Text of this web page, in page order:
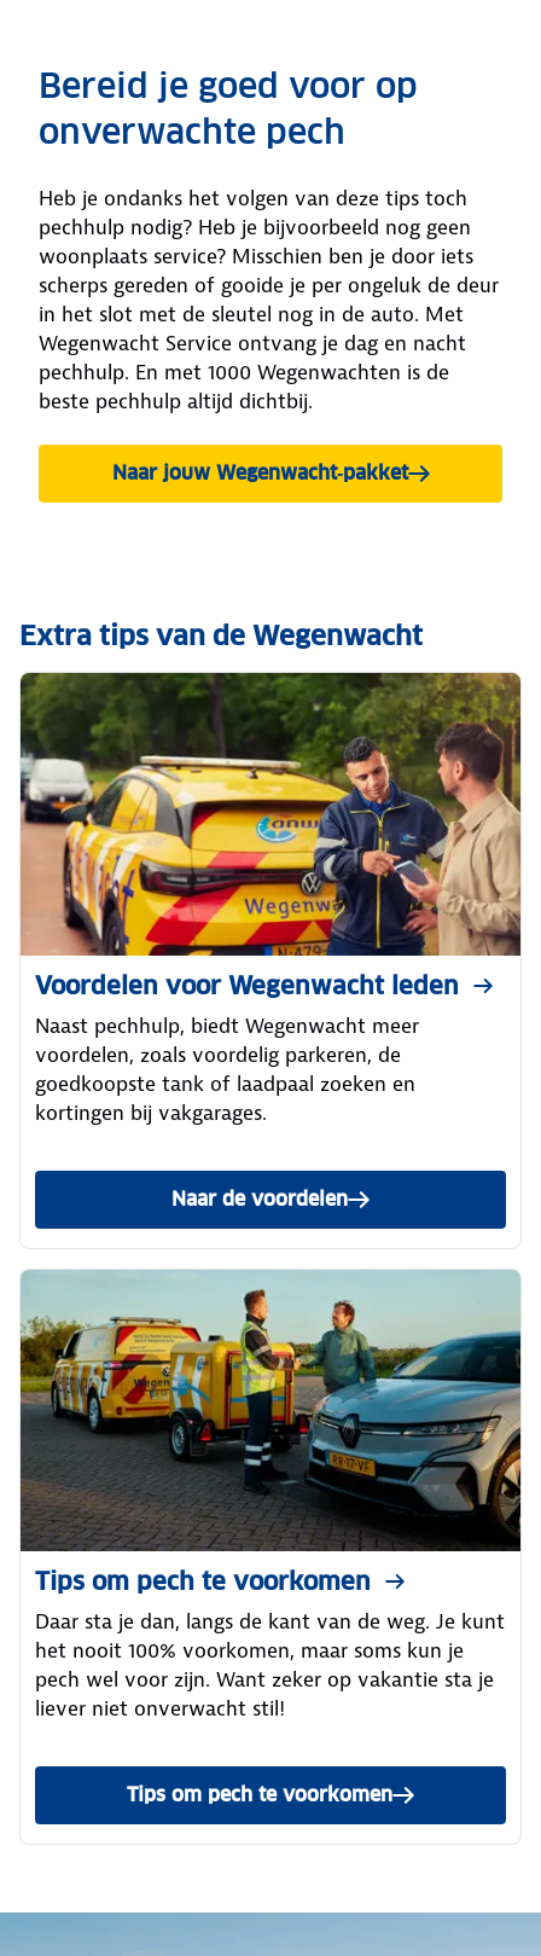
Bereid je goed voor op
onverwachte pech
Heb je ondanks het volgen van deze tips toch
pechhulp nodig? Heb je bijvoorbeeld nog geen
woonplaats service? Misschien ben je door iets
scherps gereden of gooide je per ongeluk de deur
in het slot met de sleutel nog in de auto. Met
Wegenwacht Service ontvang je dag en nacht
pechhulp. En met 1000 Wegenwachten is de
beste pechhulp altijd dichtbij.
Naar jouw Wegenwacht‑pakket
Extra tips van de Wegenwacht
Voordelen voor Wegenwacht leden
Naast pechhulp, biedt Wegenwacht meer
voordelen, zoals voordelig parkeren, de
goedkoopste tank of laadpaal zoeken en
kortingen bij vakgarages.
Naar de voordelen
Tips om pech te voorkomen
Daar sta je dan, langs de kant van de weg. Je kunt
het nooit 100% voorkomen, maar soms kun je
pech wel voor zijn. Want zeker op vakantie sta je
liever niet onverwacht stil!
Tips om pech te voorkomen